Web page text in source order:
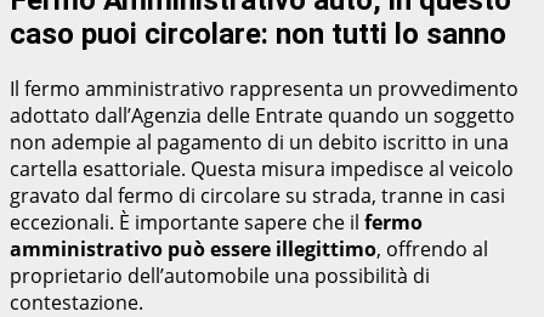
caso puoi circolare: non tutti lo sanno
Il fermo amministrativo rappresenta un provvedimento
adottato dall’Agenzia delle Entrate quando un soggetto
non adempie al pagamento di un debito iscritto in una
cartella esattoriale. Questa misura impedisce al veicolo
gravato dal fermo di circolare su strada, tranne in casi
eccezionali. È importante sapere che il fermo
amministrativo può essere illegittimo, offrendo al
proprietario dell’automobile una possibilità di
contestazione.